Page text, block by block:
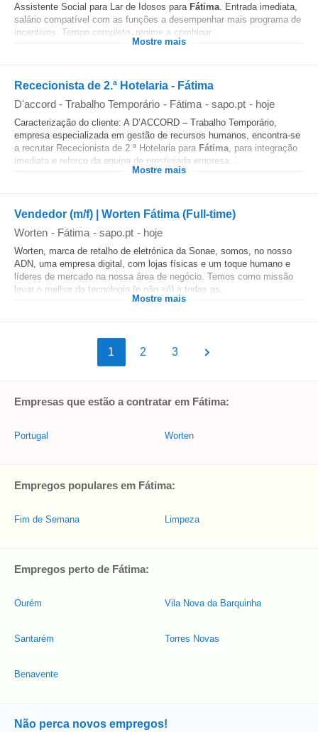
Assistente Social para Lar de Idosos para Fátima. Entrada imediata,
salário compatível com as funções a desempenhar mais programa de
incentivos. Tempo completo, regime a combinar...
Mostre mais
Rececionista de 2.ª Hotelaria - Fátima
D'accord - Trabalho Temporário - Fátima - sapo.pt - hoje
Caracterização do cliente: A D’ACCORD – Trabalho Temporário,
empresa especializada em gestão de recursos humanos, encontra-se
a recrutar Rececionista de 2.ª Hotelaria para Fátima, para integração
imediata e reforço da equipa de prestigiada empresa...
Mostre mais
Vendedor (m/f) | Worten Fátima (Full-time)
Worten - Fátima - sapo.pt - hoje
Worten, marca de retalho de eletrónica da Sonae, somos, no nosso
ADN, uma empresa digital, com lojas físicas e um toque humano e
líderes de mercado na nossa área de negócio. Temos como missão
levar o melhor da tecnologia (e não só) a todas as...
Mostre mais
1 2 3
Empresas que estão a contratar em Fátima:
Portugal Worten
Empregos populares em Fátima:
Fim de Semana Limpeza
Empregos perto de Fátima:
Ourém
Santarém
Benavente
Vila Nova da Barquinha
Torres Novas
Não perca novos empregos!